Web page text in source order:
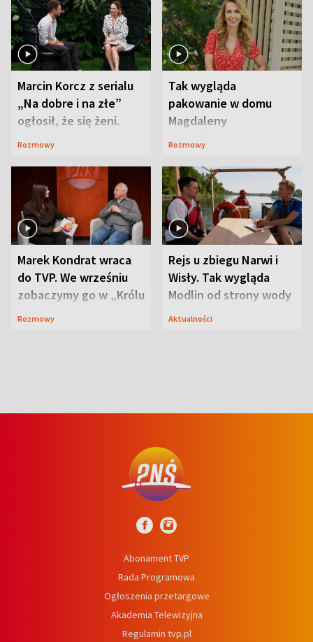
Marcin Korcz z serialu
„Na dobre i na złe”
ogłosił, że się żeni.
Zdradził, co zmienił
Rozmowy
Tak wygląda
pakowanie w domu
Magdaleny
Waligórskiej-Lisieckiej.
Rozmowy
Marek Kondrat wraca
do TVP. We wrześniu
zobaczymy go w „Królu
Maciusiu I”
Rozmowy
Rejs u zbiegu Narwi i
Wisły. Tak wygląda
Modlin od strony wody
Aktualności
Abonament TVP
Rada Programowa
Ogłoszenia przetargowe
Akademia Telewizyjna
Regulamin tvp.pl